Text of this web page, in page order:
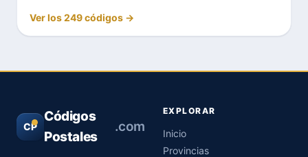
Ver los 249 códigos →
CP
Códigos
Postales
.com
EXPLORAR
Inicio
Provincias